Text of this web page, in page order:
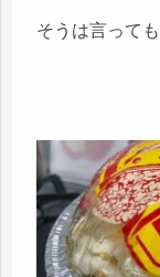
そうは言って